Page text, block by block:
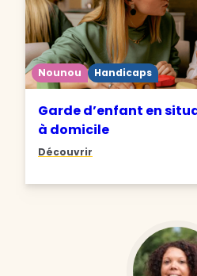
Nounou Handicaps
Garde d’enfant en
à domicile
Découvrir